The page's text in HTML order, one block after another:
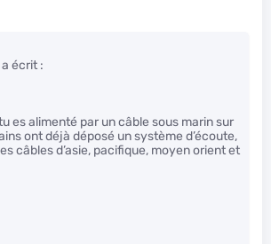
écrit :
es alimenté par un câble sous marin sur
ont déjà déposé un système d’écoute,
câbles d’asie, pacifique, moyen orient et